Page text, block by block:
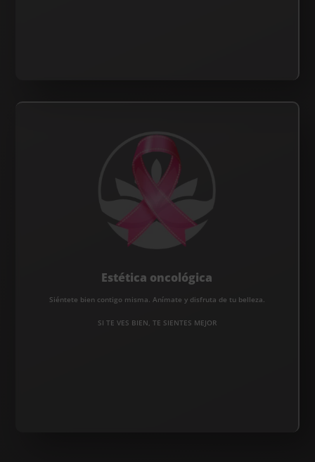
Estética oncológica
Siéntete bien contigo misma. Anímate y disfruta de tu belleza.
SI TE VES BIEN, TE SIENTES MEJOR